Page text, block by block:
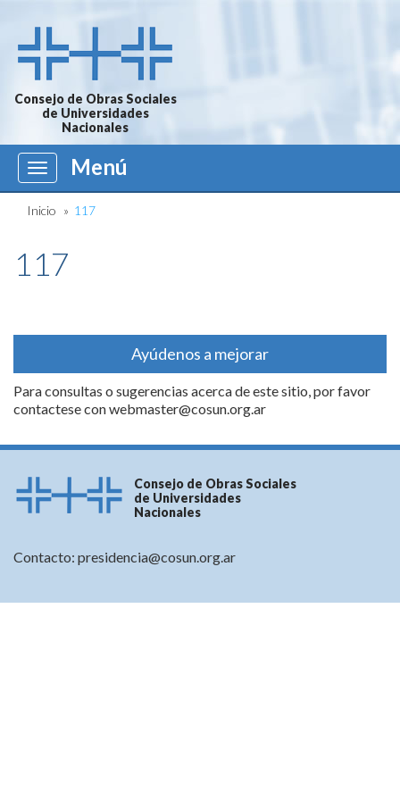
Consejo de Obras Sociales
de Universidades
Nacionales
Menú
Menú
Inicio » 117
117
Ayúdenos a mejorar
Para consultas o sugerencias acerca de este sitio, por favor
contactese conwebmaster@cosun.org.ar
Consejo de Obras Sociales
de Universidades
Nacionales
Contacto: presidencia@cosun.org.ar